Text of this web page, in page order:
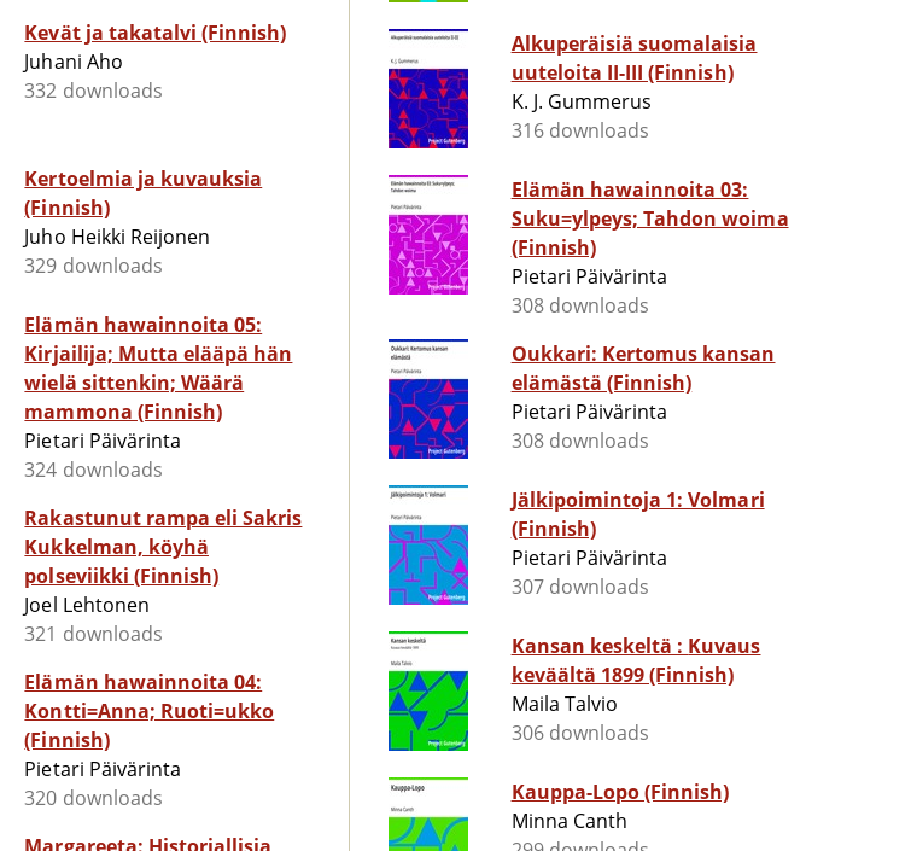
Kevät ja takatalvi (Finnish)
Juhani Aho
332 downloads
Kertoelmia ja kuvauksia
(Finnish)
Juho Heikki Reijonen
329 downloads
Elämän hawainnoita 05:
Kirjailija; Mutta elääpä hän
wielä sittenkin; Wäärä
mammona (Finnish)
Pietari Päivärinta
324 downloads
Rakastunut rampa eli Sakris
Kukkelman, köyhä
polseviikki (Finnish)
Joel Lehtonen
321 downloads
Elämän hawainnoita 04:
Kontti=Anna; Ruoti=ukko
(Finnish)
Pietari Päivärinta
320 downloads
Alkuperäisiä suomalaisia
uuteloita II-III (Finnish)
K. J. Gummerus
316 downloads
Elämän hawainnoita 03:
Suku=ylpeys; Tahdon woima
(Finnish)
Pietari Päivärinta
308 downloads
Oukkari: Kertomus kansan
elämästä (Finnish)
Pietari Päivärinta
308 downloads
Jälkipoimintoja 1: Volmari
(Finnish)
Pietari Päivärinta
307 downloads
Kansan keskeltä : Kuvaus
keväältä 1899 (Finnish)
Maila Talvio
306 downloads
Kauppa-Lopo (Finnish)
Minna Canth